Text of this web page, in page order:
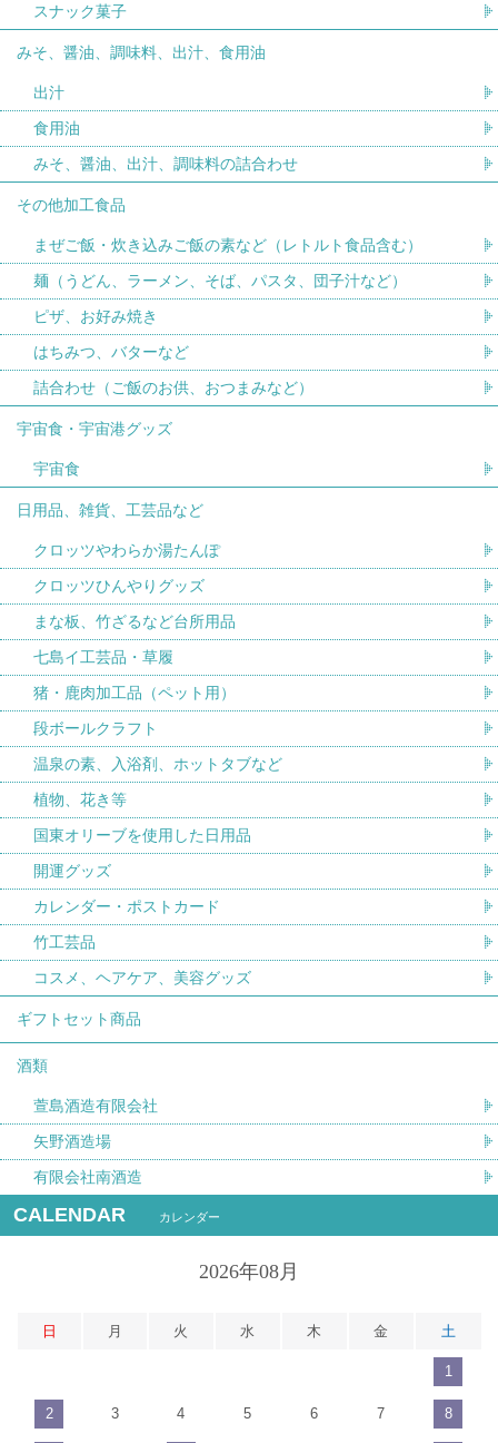
スナック菓子
みそ、醤油、調味料、出汁、食用油
出汁
食用油
みそ、醤油、出汁、調味料の詰合わせ
その他加工食品
まぜご飯・炊き込みご飯の素など（レトルト食品含む）
麺（うどん、ラーメン、そば、パスタ、団子汁など）
ピザ、お好み焼き
はちみつ、バターなど
詰合わせ（ご飯のお供、おつまみなど）
宇宙食・宇宙港グッズ
宇宙食
日用品、雑貨、工芸品など
クロッツやわらか湯たんぽ
クロッツひんやりグッズ
まな板、竹ざるなど台所用品
七島イ工芸品・草履
猪・鹿肉加工品（ペット用）
段ボールクラフト
温泉の素、入浴剤、ホットタブなど
植物、花き等
国東オリーブを使用した日用品
開運グッズ
カレンダー・ポストカード
竹工芸品
コスメ、ヘアケア、美容グッズ
ギフトセット商品
酒類
萱島酒造有限会社
矢野酒造場
有限会社南酒造
CALENDAR カレンダー
2026年08月
日 月 火 水 木 金 土
1
2 3 4 5 6 7 8